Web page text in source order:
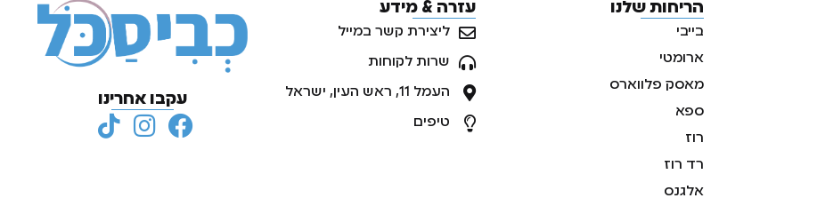
הריחות שלנו
בייבי
ארומטי
מאסק פלווארס
ספא
רוז
רד רוז
אלגנס
עזרה & מידע
ליצירת קשר במייל
שרות לקוחות
העמל 11, ראש העין, ישראל
טיפים
עקבו אחרינו